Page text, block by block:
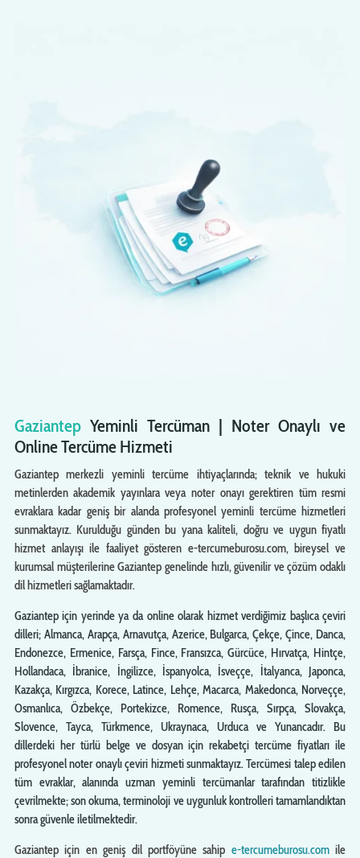
Gaziantep Yeminli Tercüman | Noter Onaylı ve
Online Tercüme Hizmeti
Gaziantep merkezli yeminli tercüme ihtiyaçlarında; teknik ve hukuki
metinlerden akademik yayınlara veya noter onayı gerektiren tüm resmi
evraklara kadar geniş bir alanda profesyonel yeminli tercüme hizmetleri
sunmaktayız. Kurulduğu günden bu yana kaliteli, doğru ve uygun fiyatlı
hizmet anlayışı ile faaliyet gösteren e-tercumeburosu.com, bireysel ve
kurumsal müşterilerine Gaziantep genelinde hızlı, güvenilir ve çözüm odaklı
dil hizmetleri sağlamaktadır.
Gaziantep için yerinde ya da online olarak hizmet verdiğimiz başlıca çeviri
dilleri; Almanca, Arapça, Arnavutça, Azerice, Bulgarca, Çekçe, Çince, Danca,
Endonezce, Ermenice, Farsça, Fince, Fransızca, Gürcüce, Hırvatça, Hintçe,
Hollandaca, İbranice, İngilizce, İspanyolca, İsveççe, İtalyanca, Japonca,
Kazakça, Kırgızca, Korece, Latince, Lehçe, Macarca, Makedonca, Norveççe,
Osmanlıca, Özbekçe, Portekizce, Romence, Rusça, Sırpça, Slovakça,
Slovence, Tayca, Türkmence, Ukraynaca, Urduca ve Yunancadır. Bu
dillerdeki her türlü belge ve dosyan için rekabetçi tercüme fiyatları ile
profesyonel noter onaylı çeviri hizmeti sunmaktayız. Tercümesi talep edilen
tüm evraklar, alanında uzman yeminli tercümanlar tarafından titizlikle
çevrilmekte; son okuma, terminoloji ve uygunluk kontrolleri tamamlandıktan
sonra güvenle iletilmektedir.
Gaziantep için en geniş dil portföyüne sahip e-tercumeburosu.comile